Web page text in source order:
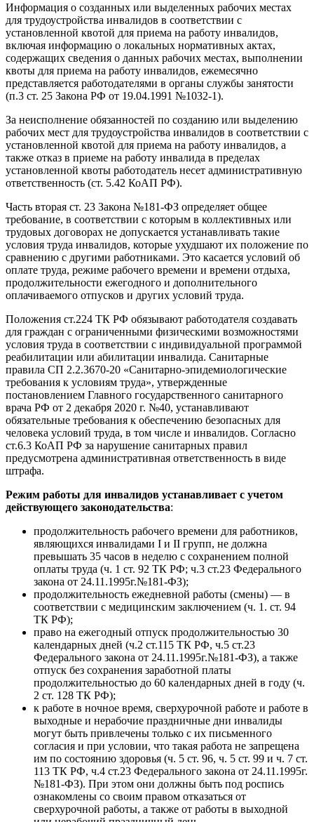
Информация о созданных или выделенных рабочих местах
для трудоустройства инвалидов в соответствии с
установленной квотой для приема на работу инвалидов,
включая информацию о локальных нормативных актах,
содержащих сведения о данных рабочих местах, выполнении
квоты для приема на работу инвалидов, ежемесячно
представляется работодателями в органы службы занятости
(п.3 ст. 25 Закона РФ от 19.04.1991 №1032-1).
За неисполнение обязанностей по созданию или выделению
рабочих мест для трудоустройства инвалидов в соответствии с
установленной квотой для приема на работу инвалидов, а
также отказ в приеме на работу инвалида в пределах
установленной квоты работодатель несет административную
ответственность (ст. 5.42 КоАП РФ).
Часть вторая ст. 23 Закона №181-ФЗ определяет общее
требование, в соответствии с которым в коллективных или
трудовых договорах не допускается устанавливать такие
условия труда инвалидов, которые ухудшают их положение по
сравнению с другими работниками. Это касается условий об
оплате труда, режиме рабочего времени и времени отдыха,
продолжительности ежегодного и дополнительного
оплачиваемого отпусков и других условий труда.
Положения ст.224 ТК РФ обязывают работодателя создавать
для граждан с ограниченными физическими возможностями
условия труда в соответствии с индивидуальной программой
реабилитации или абилитации инвалида. Санитарные
правила СП 2.2.3670-20 «Санитарно-эпидемиологические
требования к условиям труда», утвержденные
постановлением Главного государственного санитарного
врача РФ от 2 декабря 2020 г. №40, устанавливают
обязательные требования к обеспечению безопасных для
человека условий труда, в том числе и инвалидов. Согласно
ст.6.3 КоАП РФ за нарушение санитарных правил
предусмотрена административная ответственность в виде
штрафа.
Режим работы для инвалидов устанавливает с учетом
действующего законодательства:
продолжительность рабочего времени для работников,
являющихся инвалидами I и II групп, не должна
превышать 35 часов в неделю с сохранением полной
оплаты труда (ч. 1 ст. 92 ТК РФ; ч.3 ст.23 Федерального
закона от 24.11.1995г.№181-ФЗ);
продолжительность ежедневной работы (смены) — в
соответствии с медицинским заключением (ч. 1. ст. 94
ТК РФ);
право на ежегодный отпуск продолжительностью 30
календарных дней (ч.2 ст.115 ТК РФ, ч.5 ст.23
Федерального закона от 24.11.1995г.№181-ФЗ), а также
отпуск без сохранения заработной платы
продолжительностью до 60 календарных дней в году (ч.
2 ст. 128 ТК РФ);
к работе в ночное время, сверхурочной работе и работе в
выходные и нерабочие праздничные дни инвалиды
могут быть привлечены только с их письменного
согласия и при условии, что такая работа не запрещена
им по состоянию здоровья (ч. 5 ст. 96, ч. 5 ст. 99 и ч. 7 ст.
113 ТК РФ, ч.4 ст.23 Федерального закона от 24.11.1995г.
№181-ФЗ). При этом они должны быть под роспись
ознакомлены со своим правом отказаться от
сверхурочной работы, а также от работы в выходной